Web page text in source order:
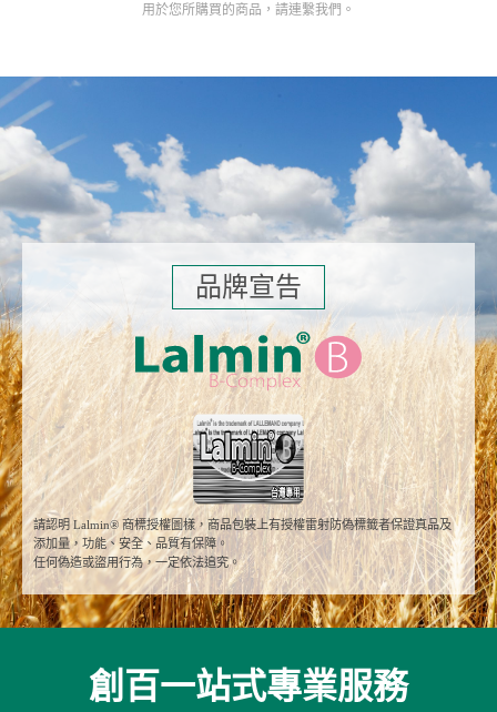
用於您所購買的商品，請連繫我們。
品牌宣告
請認明 Lalmin® 商標授權圖樣，商品包裝上有授權雷射防偽標籤者保證真品及
添加量，功能、安全、品質有保障。
任何偽造或盜用行為，一定依法追究。
創百一站式專業服務